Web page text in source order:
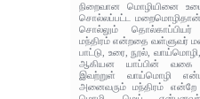
நிறைவான மொழியினை
சொல்லப்பட்ட மறைமொழிதான்
சொல்லும் தொல்காப்பியர்
மந்திரம் என்றதை வள்ளுவர்
பாட்டு, உரை, நூல்,
ஆகியன யாப்பின் வகை
இவற்றுள் வாய்மொழி
அனைவரும் மந்திரம் என்றே